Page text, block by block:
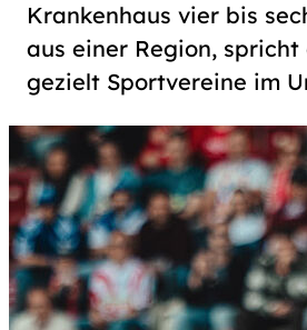
Krankenhaus vier bis
aus einer Region, spricht
gezielt Sportvereine im